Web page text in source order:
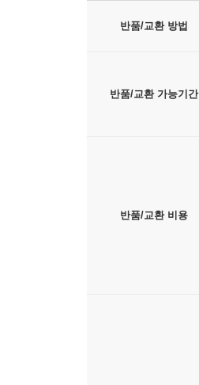
반품/교환 방법
반품/교환 가능기간
반품/교환 비용